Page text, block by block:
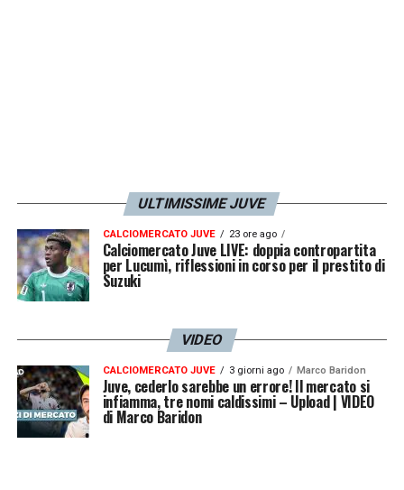
un ottimo livello».
LA PLAYLIST DELLE NOSTRE TOP NEWS
ULTIMISSIME JUVE
CALCIOMERCATO JUVE 23 ore ago
Calciomercato Juve LIVE: doppia contropartita
per Lucumì, riflessioni in corso per il prestito di
Suzuki
VIDEO
CALCIOMERCATO JUVE 3 giorni ago Marco Baridon
Juve, cederlo sarebbe un errore! Il mercato si
infiamma, tre nomi caldissimi – Upload | VIDEO
di Marco Baridon